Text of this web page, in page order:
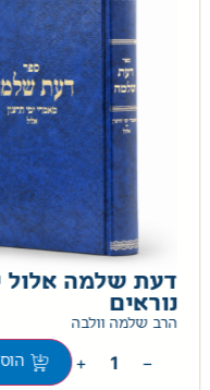
דעת שלמה אלול
נוראים
הרב שלמה וולבה
−
+